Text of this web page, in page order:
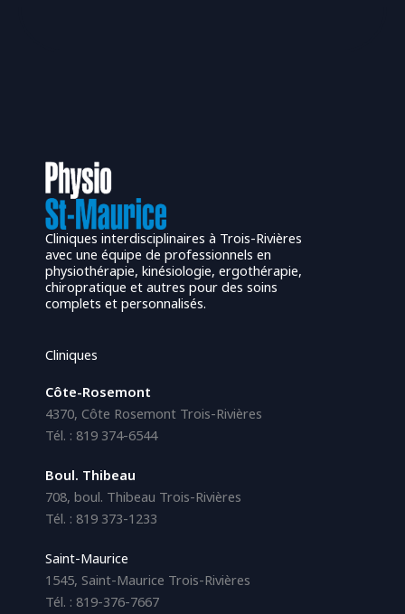
Cliniques interdisciplinaires à Trois-Rivières
avec une équipe de professionnels en
physiothérapie, kinésiologie, ergothérapie,
chiropratique et autres pour des soins
complets et personnalisés.
Cliniques
Côte-Rosemont
4370, Côte Rosemont Trois-Rivières
Tél. : 819 374-6544
Boul. Thibeau
708, boul. Thibeau Trois-Rivières
Tél. : 819 373-1233
Saint-Maurice
1545, Saint-Maurice Trois-Rivières
Tél. : 819-376-7667